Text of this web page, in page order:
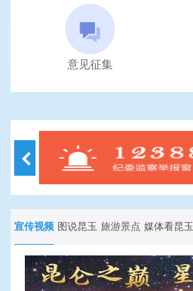
意见征集
宣传视频 图说昆玉 旅游景点 媒体看昆玉